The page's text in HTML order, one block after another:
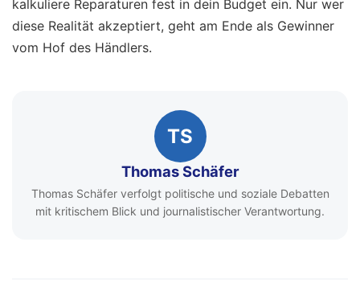
kalkuliere Reparaturen fest in dein Budget ein. Nur wer
diese Realität akzeptiert, geht am Ende als Gewinner
vom Hof des Händlers.
TS
Thomas Schäfer
Thomas Schäfer verfolgt politische und soziale Debatten
mit kritischem Blick und journalistischer Verantwortung.